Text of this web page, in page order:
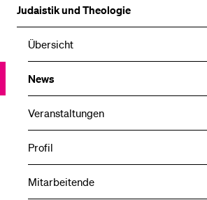
Judaistik und Theologie
Übersicht
News
Veranstaltungen
Profil
Mitarbeitende